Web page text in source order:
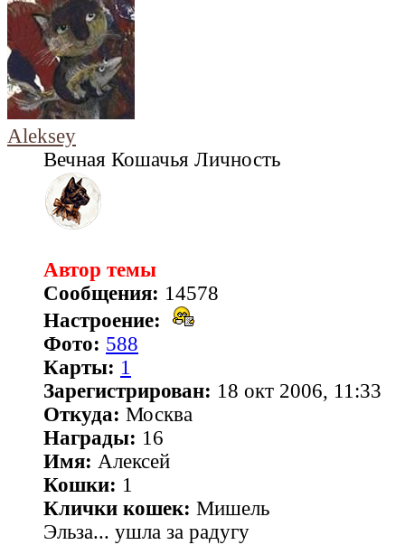
Aleksey
Вечная Кошачья Личность
Автор темы
Сообщения: 14578
Настроение:
Фото: 588
Карты: 1
Зарегистрирован: 18 окт 2006, 11:33
Откуда: Москва
Награды: 16
Имя: Алексей
Кошки: 1
Клички кошек: Мишель
Эльза... ушла за радугу